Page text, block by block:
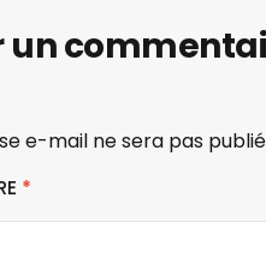
un
e-mail ne sera pas
*